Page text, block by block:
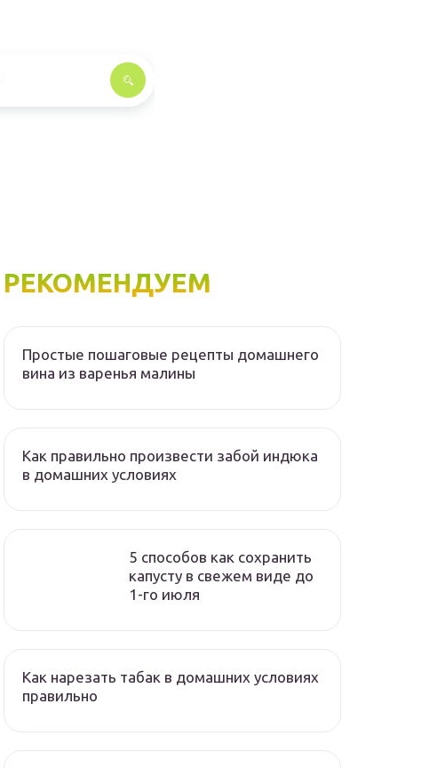
РЕКОМЕНДУЕМ
Простые пошаговые рецепты домашнего
вина из варенья малины
Как правильно произвести забой индюка
в домашних условиях
5 способов как сохранить
капусту в свежем виде до
1-го июля
Как нарезать табак в домашних условиях
правильно